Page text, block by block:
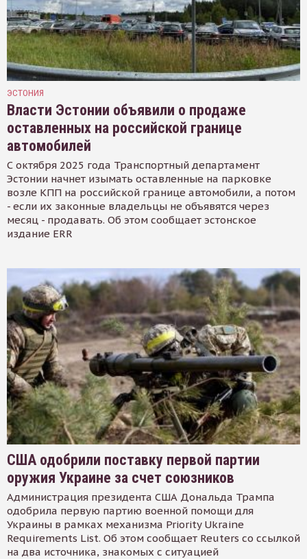
ЭСТОНИЯ
Власти Эстонии объявили о продаже
оставленных на российской границе
автомобилей
С октября 2025 года Транспортный департамент
Эстонии начнет изымать оставленные на парковке
возле КПП на российской границе автомобили, а потом
- если их законные владельцы не объявятся через
месяц - продавать. Об этом сообщает эстонское
издание ERR
США одобрили поставку первой партии
оружия Украине за счет союзников
Администрация президента США Дональда Трампа
одобрила первую партию военной помощи для
Украины в рамках механизма Priority Ukraine
Requirements List. Об этом сообщает Reuters со ссылкой
на два источника, знакомых с ситуацией